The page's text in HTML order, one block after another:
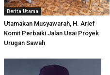
Berita Utama
Utamakan Musyawarah, H. Arief
Komit Perbaiki Jalan Usai Proyek
Urugan Sawah